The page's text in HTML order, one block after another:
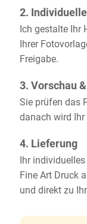
2.
Ich gestalte Ihr
Ihrer
Freigabe.
3. Vorschau
Sie prüfen das
danach wird
4. Lieferung
Ihr
Fine Art Druck
und direkt zu